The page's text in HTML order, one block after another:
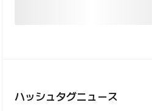
ハッシュタグニュース